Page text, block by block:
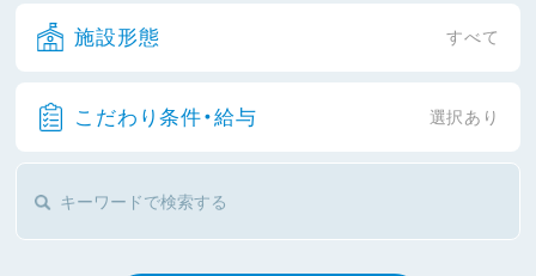
施設形態 すべて
こだわり条件・給与 選択あり